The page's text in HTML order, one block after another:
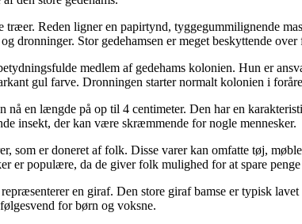
træer. Reden ligner en papirtynd, tyggegummilignende
dronninger. Stor gedehamsen er meget beskyttende
medlem af gedehams kolonien. Hun er
gul farve. Dronningen starter normalt kolonien i
nå en længde på op til 4 centimeter. Den har en
insekt, der kan være skræmmende for nogle mennesker.
som er doneret af folk. Disse varer kan omfatte tøj,
er populære, da de giver folk mulighed for at spare
en giraf. Den store giraf bamse er typisk
for børn og voksne.